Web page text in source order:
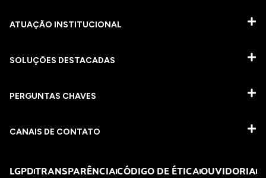
ATUAÇÃO INSTITUCIONAL
SOLUÇÕES DESTACADAS
PERGUNTAS CHAVES​
CANAIS DE CONTATO
LGPDTRANSPARÊNCIACÓDIGO DE ÉTICAOUVIDORIA